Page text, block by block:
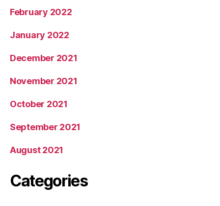
February 2022
January 2022
December 2021
November 2021
October 2021
September 2021
August 2021
Categories